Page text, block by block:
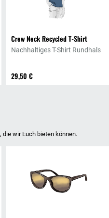
Crew Neck Recycled T-Shirt
29,50 €
Nachhaltiges T-Shirt Rundhals
die wir Euch bieten können.